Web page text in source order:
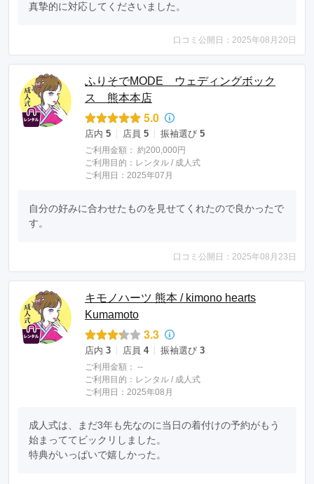
真摯的に対応してくださいました。
口コミ公開日：2025年08月20日
ふりそでMODE ウェディングボック
ス 熊本本店
5.0
店内 5 店員 5 振袖選び 5
ご利用金額： 約200,000円
ご利用目的： レンタル / 成人式
ご利用日：2025年07月
自分の好みに合わせたものを見せてくれたので良かったで
す。
口コミ公開日：2025年08月23日
キモノハーツ 熊本 / kimono hearts
Kumamoto
3.3
店内 3 店員 4 振袖選び 3
ご利用金額： --
ご利用目的： レンタル / 成人式
ご利用日：2025年08月
成人式は、まだ3年も先なのに当日の着付けの予約がもう
始まっててビックリしました。
特典がいっぱいで嬉しかった。